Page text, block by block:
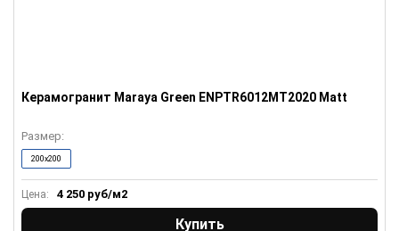
Керамогранит Maraya Green ENPTR6012MT2020 Matt
Цена: 4 250 руб/м2
Купить
Размер:
200x200